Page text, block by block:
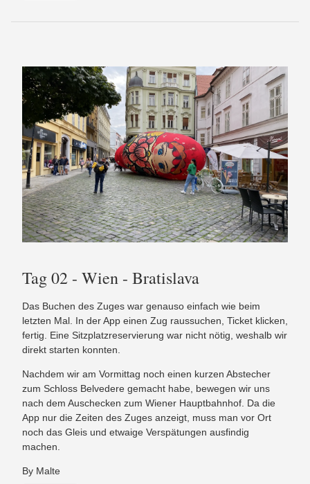
Tag 02 - Wien - Bratislava
Das Buchen des Zuges war genauso einfach wie beim
letzten Mal. In der App einen Zug raussuchen, Ticket klicken,
fertig. Eine Sitzplatzreservierung war nicht nötig, weshalb wir
direkt starten konnten.
Nachdem wir am Vormittag noch einen kurzen Abstecher
zum Schloss Belvedere gemacht habe, bewegen wir uns
nach dem Auschecken zum Wiener Hauptbahnhof. Da die
App nur die Zeiten des Zuges anzeigt, muss man vor Ort
noch das Gleis und etwaige Verspätungen ausfindig
machen.
By Malte